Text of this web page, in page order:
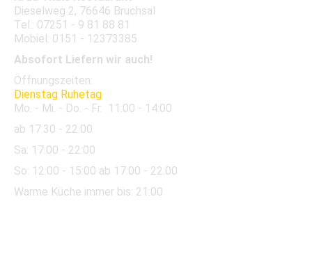
Dieselweg 2, 76646 Bruchsal
Tel.: 07251 - 9 81 88 81
Mobiel: 0151 - 12373385
Absofort Liefern wir auch!
Öffnungszeiten:
Dienstag Ruhetag
Mo. - Mi. - Do. - Fr. 11:00 - 14:00
ab 17:30 - 22:00
Sa: 17:00 - 22:00
So: 12:00 - 15:00 ab 17:00 - 22:00
Warme Küche immer bis: 21:00